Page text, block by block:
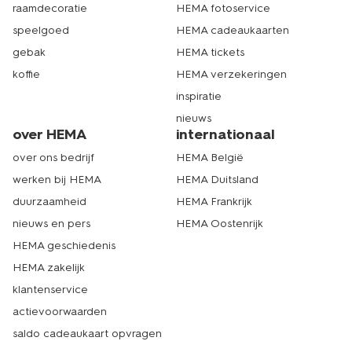
en inderdaad zo zacht aanvoelt als hij eruit ziet. Naast
badmatten kun je bij HEMA ook terecht voor andere
badkameraccessoires, zoals een stijlvol
eentoiletrolhouder
. Shop je liever online? Dat kan
natuurlijk ook. Je bestelt al onze artikelen makkelijk en
niet voor uit. Als we jouw bestelling binnen hebben,
zorgen wij ervoor dat je de badmat zo snel mogelijk bij
je thuis hebt. Echt HEMA.
raamdecoratie
speelgoed
gebak
koffie
HEMA fotoservice
HEMA cadeaukaarten
HEMA tickets
HEMA verzekeringen
inspiratie
nieuws
over HEMA
over ons bedrijf
werken bij HEMA
duurzaamheid
nieuws en pers
HEMA geschiedenis
HEMA zakelijk
klantenservice
actievoorwaarden
saldo cadeaukaart opvragen
internationaal
HEMA België
HEMA Duitsland
HEMA Frankrijk
HEMA Oostenrijk